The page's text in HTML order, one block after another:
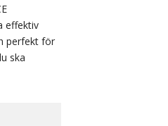
effektiv
perfekt för
ska